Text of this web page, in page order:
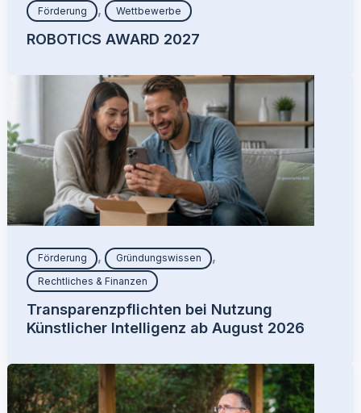
Förderung , Wettbewerbe
ROBOTICS AWARD 2027
Förderung , Gründungswissen ,
Rechtliches & Finanzen
Transparenzpflichten bei Nutzung
Künstlicher Intelligenz ab August 2026